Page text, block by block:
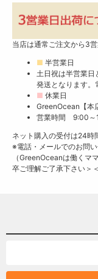
当店は通常ご注文から3
■ 半営業日
土日祝は半営業日
発送となります。
■ 休業日
GreenOcean【本
営業時間 9:00～
ネット購入の受付は24時
※電話・メールでのお問
（GreenOceanは働くマ
卒ご理解ご了承下さい＞＜